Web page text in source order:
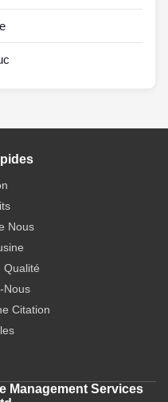
Nous
Qualité
Nous
Citation
Management Services